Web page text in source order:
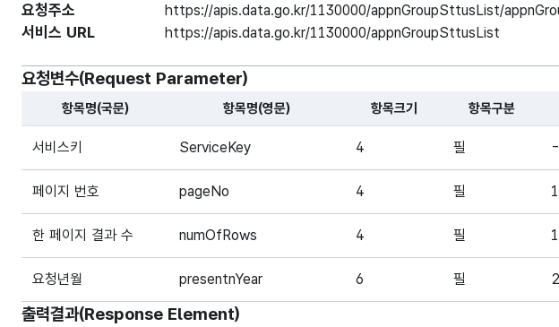
요청주소 https://apis.data.go.kr/1130000/appnGroupSttusList/
서비스 URL https://apis.data.go.kr/1130000/appnGroupSttusList
요청변수(Request Parameter)
해당 오픈API의 요청변수(Request Parameter) 항목에 대한 표로, 국문항목명, 영문
항목명(국문) 항목명(영문) 항목크기 항목구분
서비스키 ServiceKey 4 필 -
페이지 번호 pageNo 4 필 1
한 페이지 결과 수 numOfRows 4 필
요청년월 presentnYear 6 필
출력결과(Response Element)